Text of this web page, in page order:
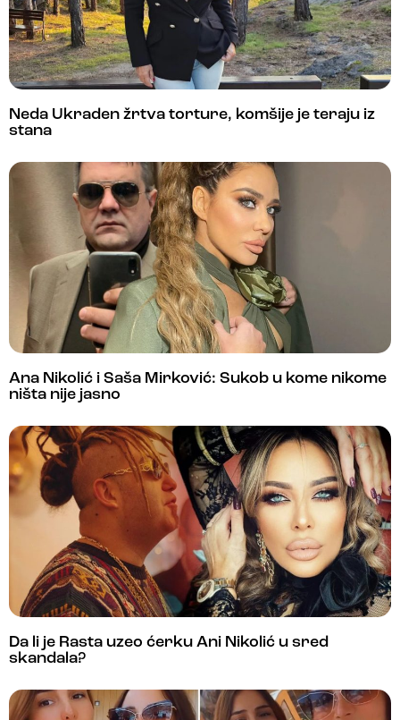
Neda Ukraden žrtva torture, komšije je teraju iz
stana
Ana Nikolić i Saša Mirković: Sukob u kome nikome
ništa nije jasno
Da li je Rasta uzeo ćerku Ani Nikolić u sred
skandala?